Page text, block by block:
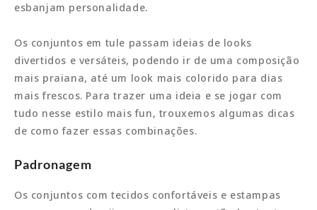
esbanjam personalidade.
Os conjuntos em tule passam ideias de looks
divertidos e versáteis, podendo ir de uma composição
mais praiana, até um look mais colorido para dias
mais frescos. Para trazer uma ideia e se jogar com
tudo nesse estilo mais fun, trouxemos algumas dicas
de como fazer essas combinações.
Padronagem
Os conjuntos com tecidos confortáveis e estampas